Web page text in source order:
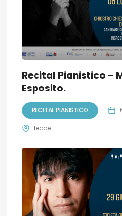
Recital Pianistico –
Esposito.
RECITAL PIANISTICO
Lecce